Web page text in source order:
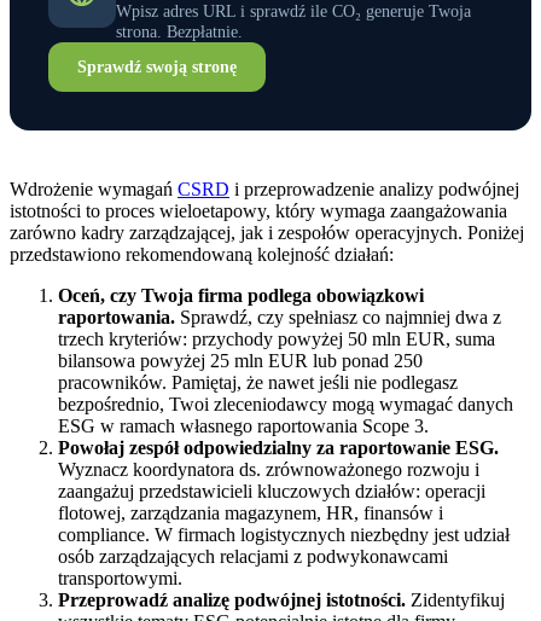
Wpisz adres URL i sprawdź ile CO₂ generuje Twoja
strona. Bezpłatnie.
Sprawdź swoją stronę
Wdrożenie wymagań CSRD i przeprowadzenie analizy podwójnej
istotności to proces wieloetapowy, który wymaga zaangażowania
zarówno kadry zarządzającej, jak i zespołów operacyjnych. Poniżej
przedstawiono rekomendowaną kolejność działań:
Oceń, czy Twoja firma podlega obowiązkowi
raportowania. Sprawdź, czy spełniasz co najmniej dwa z
trzech kryteriów: przychody powyżej 50 mln EUR, suma
bilansowa powyżej 25 mln EUR lub ponad 250
pracowników. Pamiętaj, że nawet jeśli nie podlegasz
bezpośrednio, Twoi zleceniodawcy mogą wymagać danych
ESG w ramach własnego raportowania Scope 3.
Powołaj zespół odpowiedzialny za raportowanie ESG.
Wyznacz koordynatora ds. zrównoważonego rozwoju i
zaangażuj przedstawicieli kluczowych działów: operacji
flotowej, zarządzania magazynem, HR, finansów i
compliance. W firmach logistycznych niezbędny jest udział
osób zarządzających relacjami z podwykonawcami
transportowymi.
Przeprowadź analizę podwójnej istotności. Zidentyfikuj